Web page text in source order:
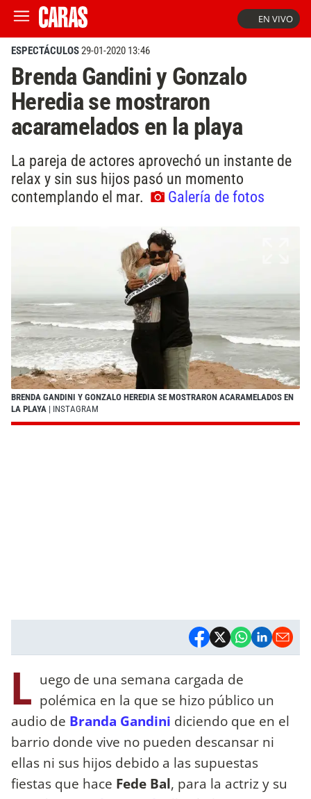
EN VIVO
ESPECTÁCULOS29-01-2020 13:46
Brenda Gandini y Gonzalo
Heredia se mostraron
acaramelados en la playa
La pareja de actores aprovechó un instante de
relax y sin sus hijos pasó un momento
contemplando el mar.
Galería de fotos
BRENDA GANDINI Y GONZALO HEREDIA SE MOSTRARON ACARAMELADOS EN
LA PLAYA | INSTAGRAM
L uego de una semana cargada de
polémica en la que se hizo público un
audio de Branda Gandini diciendo que en el
barrio donde vive no pueden descansar ni
ellas ni sus hijos debido a las supuestas
fiestas que hace Fede Bal, para la actriz y su